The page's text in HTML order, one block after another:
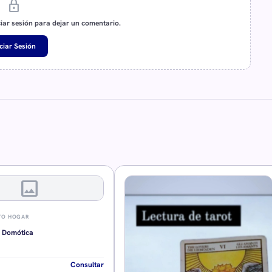
lock
sesión para dejar un comentario.
Sesión
image
HOGAR
Consultar